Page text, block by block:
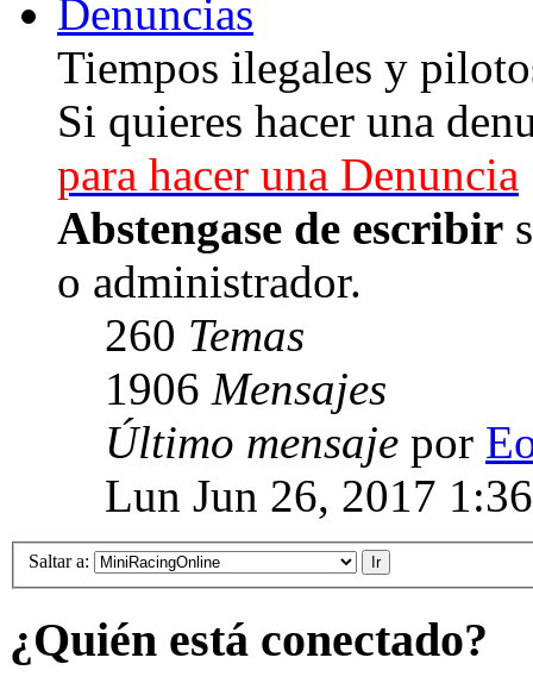
Denuncias
Tiempos ilegales y
Si quieres hacer una
para hacer una Denuncia
Abstengase de escribir
o administrador.
260 Temas
1906 Mensajes
Último mensaje por
Lun Jun 26, 2017
Saltar a:
¿Quién está conectado?